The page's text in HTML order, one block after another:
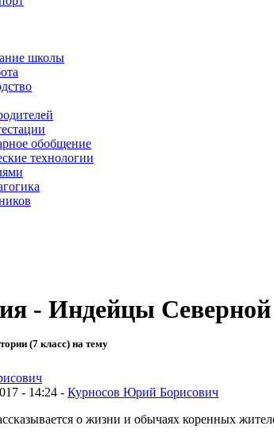
школы
обобщение
технологии
- Индейцы
(7 класс) на тему
- 14:24 - Курносов Юрий Борисович
о жизни и обычаях коренных